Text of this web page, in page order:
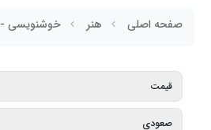
صفحه اصلی هنر خوشنویسی -